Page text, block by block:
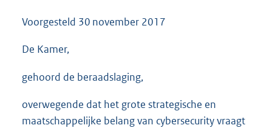
Voorgesteld 30 november 2017
De Kamer,
gehoord de beraadslaging,
overwegende dat het grote strategische en
maatschappelijke belang van cybersecurity vraagt